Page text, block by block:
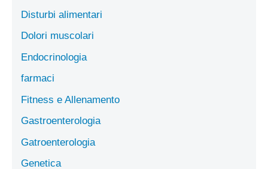
Disturbi alimentari
Dolori muscolari
Endocrinologia
farmaci
Fitness e Allenamento
Gastroenterologia
Gatroenterologia
Genetica